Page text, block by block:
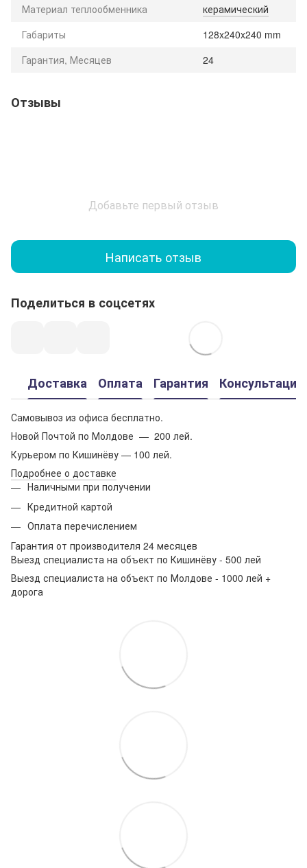
Материал теплообменника
керамический
Габариты
128x240x240 mm
Гарантия, Месяцев
24
Отзывы
Добавьте первый отзыв
Написать отзыв
Поделиться в соцсетях
Доставка Оплата Гарантия Консультация
Самовывоз из офиса бесплатно.
Новой Почтой по Молдове — 200 лей.
Курьером по Кишинёву — 100 лей.
Подробнее о доставке
Наличными при получении
Кредитной картой
Оплата перечислением
Гарантия от производителя 24 месяцев
Выезд специалиста на объект по Кишинёву - 500 лей
Выезд специалиста на объект по Молдове - 1000 лей +
дорога